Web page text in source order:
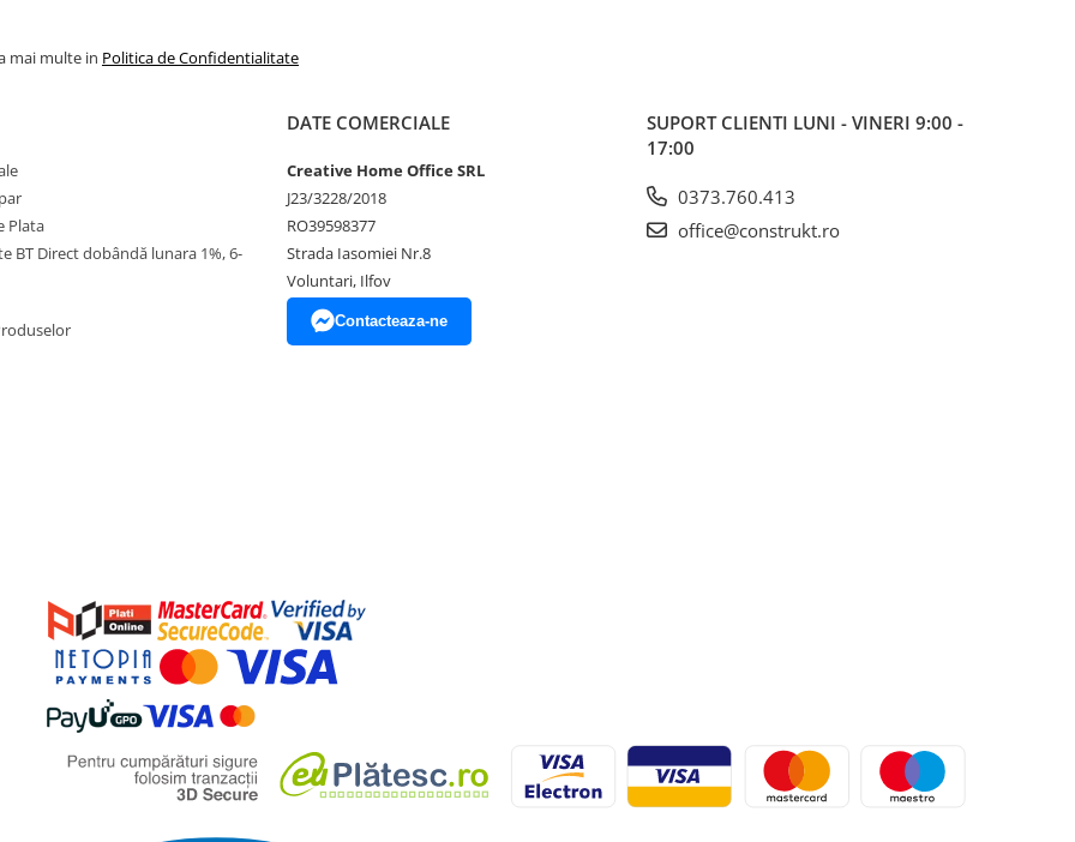
mai multe in Politica de Confidentialitate
Plata
BT Direct dobândă lunara 1%, 6-
DATE COMERCIALE
Creative Home Office SRL
J23/3228/2018
RO39598377
Strada Iasomiei Nr.8
Voluntari, Ilfov
Contacteaza-ne
SUPORT CLIENTI LUNI - VINERI 9:00 -
17:00
0373.760.413
office@construkt.ro